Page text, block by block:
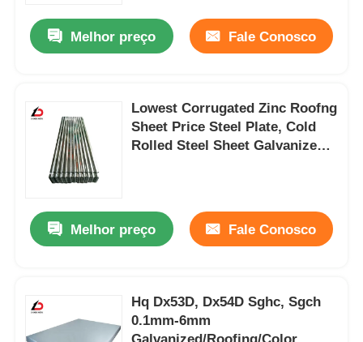
Sobre nós
Controle de qualidade
Notícias
Casos
Cobre de aço galvanizado
Melhor preço Fale Conosco
Lowest Corrugated Zinc Roofng
Sheet Price Steel Plate, Cold
Rolled Steel Sheet Galvanized
Melhor preço Fale Conosco
Hq Dx53D, Dx54D Sghc, Sgch
0.1mm-6mm
Galvanized/Roofing/Color